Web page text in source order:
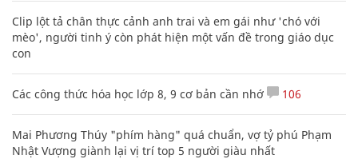
Clip lột tả chân thực cảnh anh trai và em gái như 'chó với
mèo', người tinh ý còn phát hiện một vấn đề trong giáo dục
con
Các công thức hóa học lớp 8, 9 cơ bản cần nhớ 106
Mai Phương Thúy "phím hàng" quá chuẩn, vợ tỷ phú Phạm
Nhật Vượng giành lại vị trí top 5 người giàu nhất